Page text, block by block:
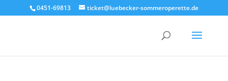
0451-69813 ticket@luebecker-sommeroperette.de